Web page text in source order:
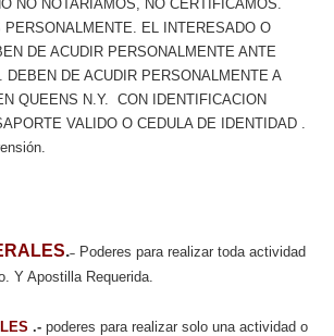
NO NOTARIAMOS, NO CERTIFICAMOS.
PERSONALMENTE. EL INTERESADO O
DE ACUDIR PERSONALMENTE ANTE
DEBEN DE ACUDIR PERSONALMENTE A
QUEENS N.Y. CON IDENTIFICACION
VALIDO O CEDULA DE IDENTIDAD .
.– Poderes para realizar toda actividad
Y Apostilla Requerida.
.- poderes para realizar solo una actividad o